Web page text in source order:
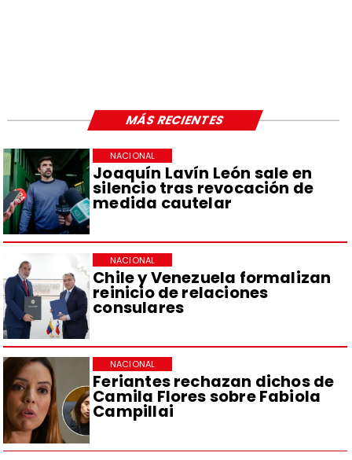
Joaquín Lavín León sale en
silencio tras revocación de
medida cautelar
NACIONAL
Chile y Venezuela formalizan
reinicio de relaciones
consulares
NACIONAL
Feriantes rechazan dichos de
Camila Flores sobre Fabiola
Campillai
NACIONAL
MÁS RECIENTES